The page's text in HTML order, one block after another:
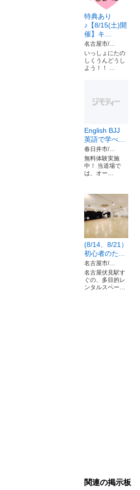
特典あり
♪【8/15(土)開
催】キ…
名古屋市/…
いっしょにたの
しくうんどうし
よう！！ …
English BJJ
英語で学べ…
春日井市/…
無料体験実施
中！ 当道場で
は、オー…
(8/14、8/21）
初心者のた…
名古屋市/…
名古屋伏見駅す
ぐの、多目的レ
ンタルスペー…
関連の掲示板